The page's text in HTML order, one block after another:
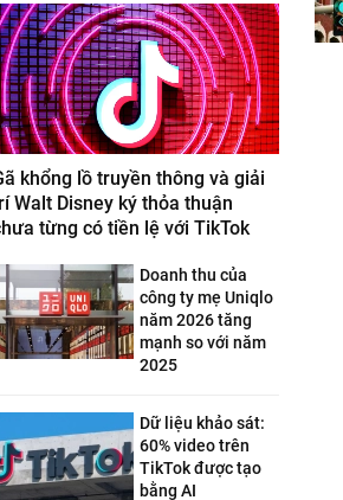
khổng lồ truyền thông và giải
Walt Disney ký thỏa thuận
từng có tiền lệ với TikTok
Doanh thu của
công ty mẹ Uniqlo
năm 2026 tăng
mạnh so với năm
2025
Dữ liệu khảo sát:
60% video trên
TikTok được tạo
bằng AI